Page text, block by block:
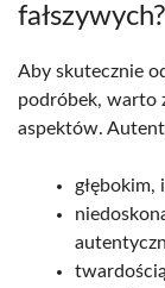
fałszywych?
Aby skutecznie
podróbek, warto
aspektów.